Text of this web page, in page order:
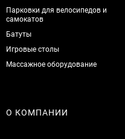
Парковки для велосипедов и
самокатов
Батуты
Игровые столы
Массажное оборудование
О КОМПАНИИ